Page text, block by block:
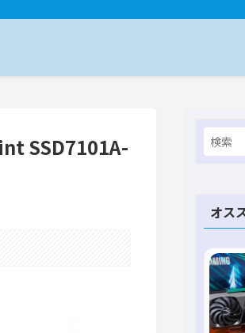
SSD7101A-
オス